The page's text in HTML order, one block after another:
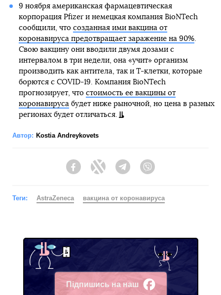
9 ноября американская фармацевтическая
корпорация Pfizer и немецкая компания BioNTech
сообщили, что созданная ими вакцина от
коронавируса предотвращает заражение на 90%.
Свою вакцину они вводили двумя дозами с
интервалом в три недели, она «учит» организм
производить как антитела, так и Т-клетки, которые
борются с COVID-19. Компания BioNTech
прогнозирует, что стоимость ее вакцины от
коронавирусабудет ниже рыночной, но цена в разных
регионах будет отличаться.
Автор: Kostia Andreykovets
FacebookTwitter Telegram
Теги: AstraZeneca вакцина от коронавируса
Підпишись на наш
Facebook